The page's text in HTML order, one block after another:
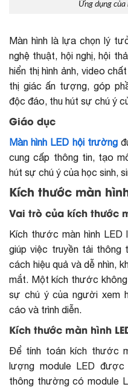
Ứng dụng
Màn hình là lựa chọn lý
nghệ thuật, hội nghị, hội
hiển thị hình ảnh, video
thị giác ấn tượng, góp
độc đáo, thu hút sự chú ý
Giáo dục
Màn hình LED hội trường
cung cấp thông tin, tạo
hút sự chú ý của học sinh,
Kích thước màn hình
Vai trò của kích thước
Kích thước màn hình LED
giúp việc truyền tải thông
cách hiệu quả và dễ nhìn,
mắt. Một kích thước
sự chú ý của người xem
cáo và trình diễn.
Kích thước màn hình
Để tính toánkích thước
lượng module LED
thông thường có module